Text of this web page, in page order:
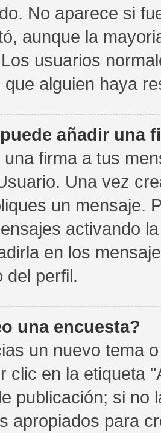
No aparece si
aunque la
usuarios
alguien haya
añadir una
una firma a tus
Una vez
un mensaje.
activando
en los
del perfil.
una encuesta?
un nuevo tema
clic en la etiqueta
publicación; si no
apropiados para